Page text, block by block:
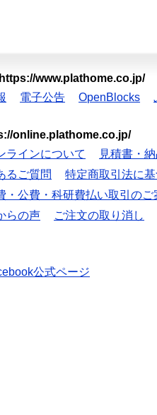
https://www.plathome.co.jp/
電子公告 OpenBlocks
online.plathome.co.jp/
ラインについて
見積書・
るご質問
特定商取引法に
・公費・科研費払い取引のご
らの声 ご注文の取り消し
公式ページ